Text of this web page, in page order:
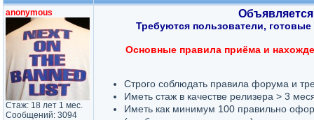
anonymous
Стаж: 18 лет 1 мес.
Сообщений: 3094
Требуются пользователи,
Основные правила приёма и
Строго соблюдать правила форума и
Иметь стаж в качестве релизера > 3
Иметь как минимум 100 правильно